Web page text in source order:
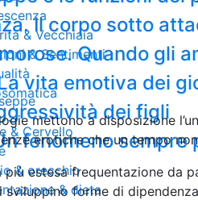
Il corpo sotto
Quando gli
vita emotiva dei
dei figli
fenomeno sempre
& Vecchiaia
& Sentimenti
& Cervello
& orecchio
& dieta
mettono a disposizione
erotiche che un tempo
più estesa frequentazione da
sviluppino forme di